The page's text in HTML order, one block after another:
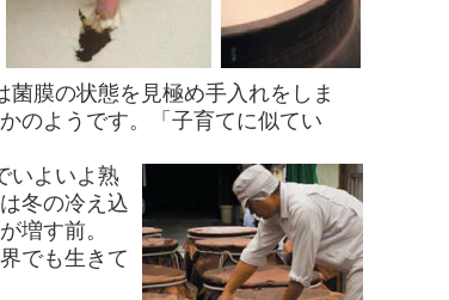
膜の状態を見極め手入れをしま
のようです。「子育てに似てい
いよいよ熟
冬の冷え込
増す前。
でも生きて